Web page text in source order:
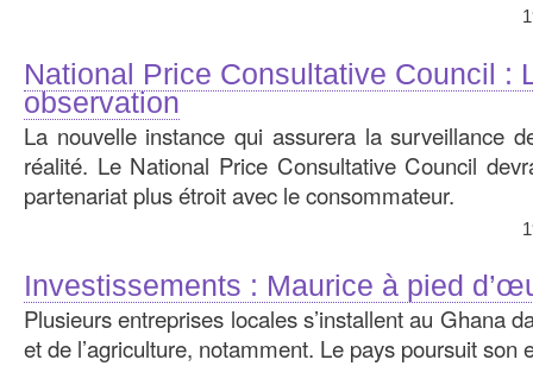
National Price Consultative Council :
observation
La nouvelle instance qui assurera la surveillance
réalité. Le National Price Consultative Council
partenariat plus étroit avec le consommateur.
Investissements : Maurice à pied
Plusieurs entreprises locales s’installent au Ghana
et de l’agriculture, notamment. Le pays poursuit son